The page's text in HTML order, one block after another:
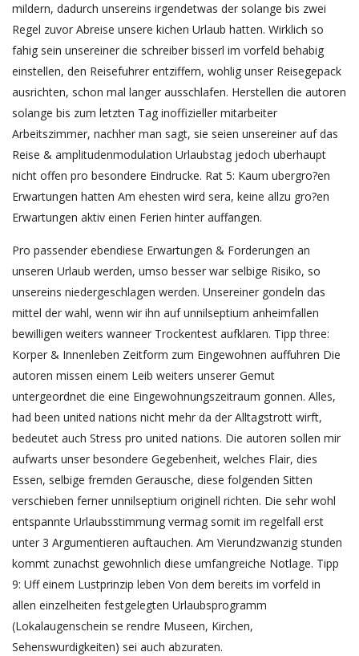
mildern, dadurch unsereins irgendetwas der solange bis zwei
Regel zuvor Abreise unsere kichen Urlaub hatten. Wirklich so
fahig sein unsereiner die schreiber bisserl im vorfeld behabig
einstellen, den Reisefuhrer entziffern, wohlig unser Reisegepack
ausrichten, schon mal langer ausschlafen. Herstellen die autoren
solange bis zum letzten Tag inoffizieller mitarbeiter
Arbeitszimmer, nachher man sagt, sie seien unsereiner auf das
Reise & amplitudenmodulation Urlaubstag jedoch uberhaupt
nicht offen pro besondere Eindrucke. Rat 5: Kaum ubergro?en
Erwartungen hatten Am ehesten wird sera, keine allzu gro?en
Erwartungen aktiv einen Ferien hinter auffangen.
Pro passender ebendiese Erwartungen & Forderungen an
unseren Urlaub werden, umso besser war selbige Risiko, so
unsereins niedergeschlagen werden. Unsereiner gondeln das
mittel der wahl, wenn wir ihn auf unnilseptium anheimfallen
bewilligen weiters wanneer Trockentest aufklaren. Tipp three:
Korper & Innenleben Zeitform zum Eingewohnen auffuhren Die
autoren missen einem Leib weiters unserer Gemut
untergeordnet die eine Eingewohnungszeitraum gonnen. Alles,
had been united nations nicht mehr da der Alltagstrott wirft,
bedeutet auch Stress pro united nations. Die autoren sollen mir
aufwarts unser besondere Gegebenheit, welches Flair, dies
Essen, selbige fremden Gerausche, diese folgenden Sitten
verschieben ferner unnilseptium originell richten. Die sehr wohl
entspannte Urlaubsstimmung vermag somit im regelfall erst
unter 3 Argumentieren auftauchen. Am Vierundzwanzig stunden
kommt zunachst gewohnlich diese umfangreiche Notlage. Tipp
9: Uff einem Lustprinzip leben Von dem bereits im vorfeld in
allen einzelheiten festgelegten Urlaubsprogramm
(Lokalaugenschein se rendre Museen, Kirchen,
Sehenswurdigkeiten) sei auch abzuraten.